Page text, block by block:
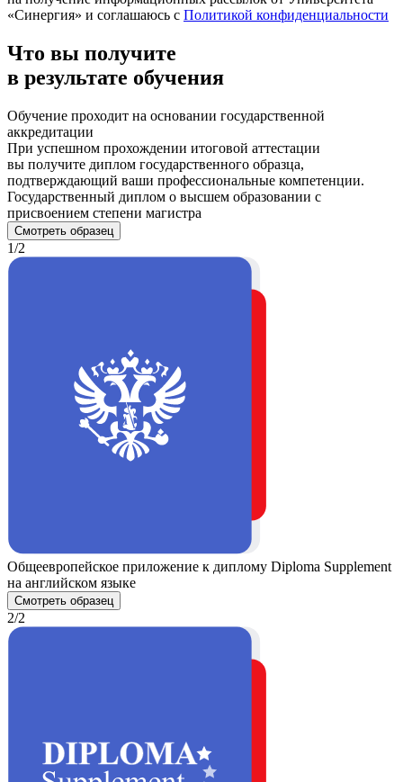
«Синергия» и соглашаюсь c Политикой конфиденциальности
Что вы получите
в результате обучения
Обучение проходит на основании государственной
аккредитации
При успешном прохождении итоговой аттестации
вы получите диплом государственного образца,
подтверждающий ваши профессиональные компетенции.
Государственный диплом о высшем образовании с
присвоением степени магистра
Смотреть образец
1/2
Общеевропейское приложение к диплому Diploma Supplement
на английском языке
Смотреть образец
2/2